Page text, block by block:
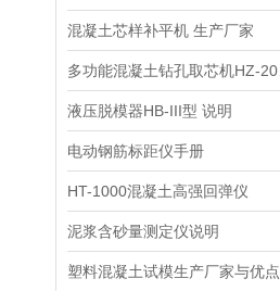
混凝土芯样补平机 生产厂家
液压脱模器HB-III型 说明
电动钢筋标距仪手册
HT-1000混凝土高强回弹仪
泥浆含砂量测定仪说明
塑料混凝土试模生产厂家与优点